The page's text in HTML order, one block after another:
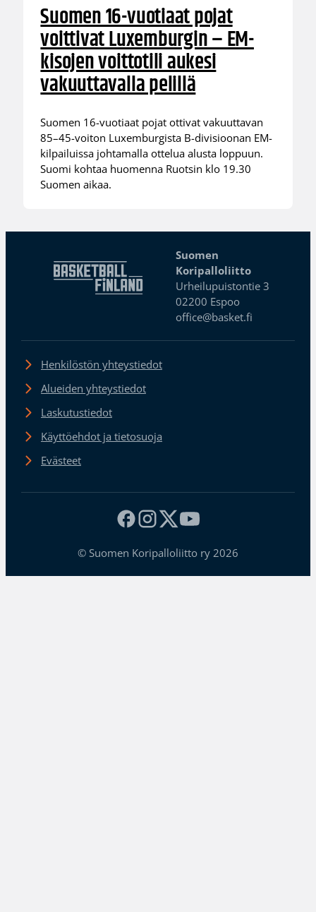
Suomen 16-vuotiaat pojat
voittivat Luxemburgin – EM-
kisojen voittotili aukesi
vakuuttavalla pelillä
Suomen 16-vuotiaat pojat ottivat vakuuttavan
85–45-voiton Luxemburgista B-divisioonan EM-
kilpailuissa johtamalla ottelua alusta loppuun.
Suomi kohtaa huomenna Ruotsin klo 19.30
Suomen aikaa.
Suomen
Koripalloliitto
Urheilupuistontie 3
02200 Espoo
office@basket.fi
Henkilöstön yhteystiedot
Alueiden yhteystiedot
Laskutustiedot
Käyttöehdot ja tietosuoja
Evästeet
© Suomen Koripalloliitto ry 2026